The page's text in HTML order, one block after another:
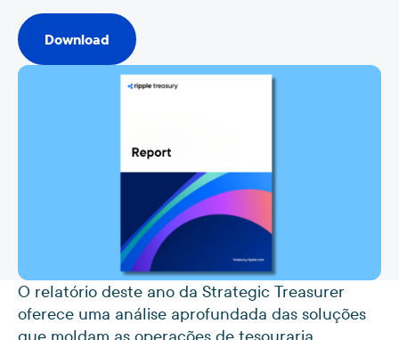
Download
Download
O relatório deste ano da Strategic Treasurer
oferece uma análise aprofundada das soluções